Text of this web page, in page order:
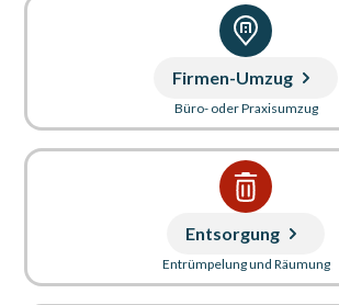
Firmen-Umzug
Büro- oder Praxisumzug
Entsorgung
Entrümpelung und Räumung